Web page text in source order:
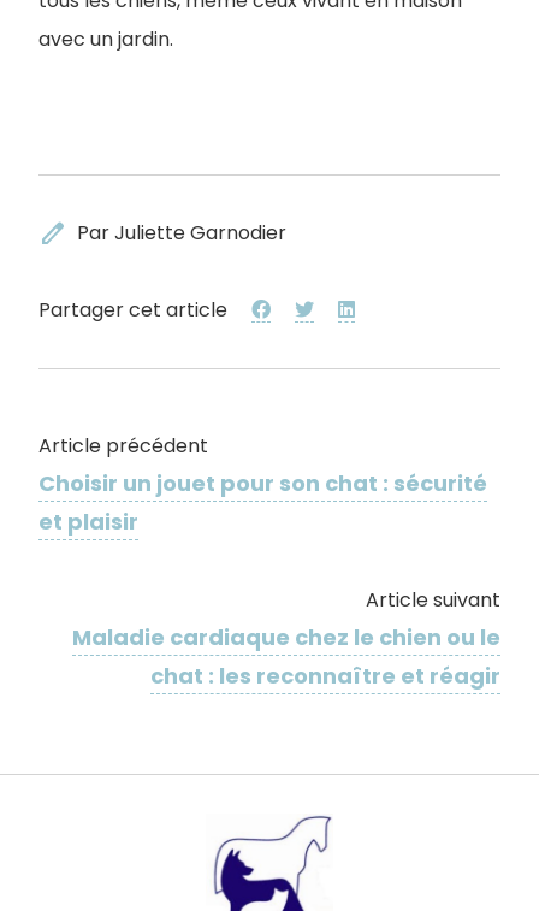
avec un jardin.
edit Par Juliette Garnodier
Partager cet article
Article précédent
Choisir un jouet pour son chat : sécurité
et plaisir
Article suivant
Maladie cardiaque chez le chien ou le
chat : les reconnaître et réagir